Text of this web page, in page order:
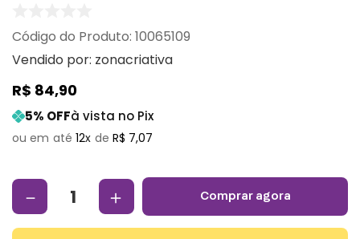
: 10065109
Vendido por: zonacriativa
R$ 84,90
5% OFFà vista no Pix
12 R$ 7,07
＋
－ comprar agora